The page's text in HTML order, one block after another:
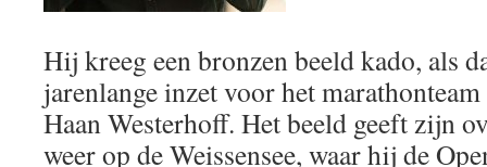
Hij kreeg een bronzen beeld kado, als
jarenlange inzet voor het
Haan Westerhoff. Het beeld geeft zijn
weer op de Weissensee, waar hij de